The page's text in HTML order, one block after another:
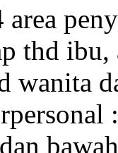
thd
wanita